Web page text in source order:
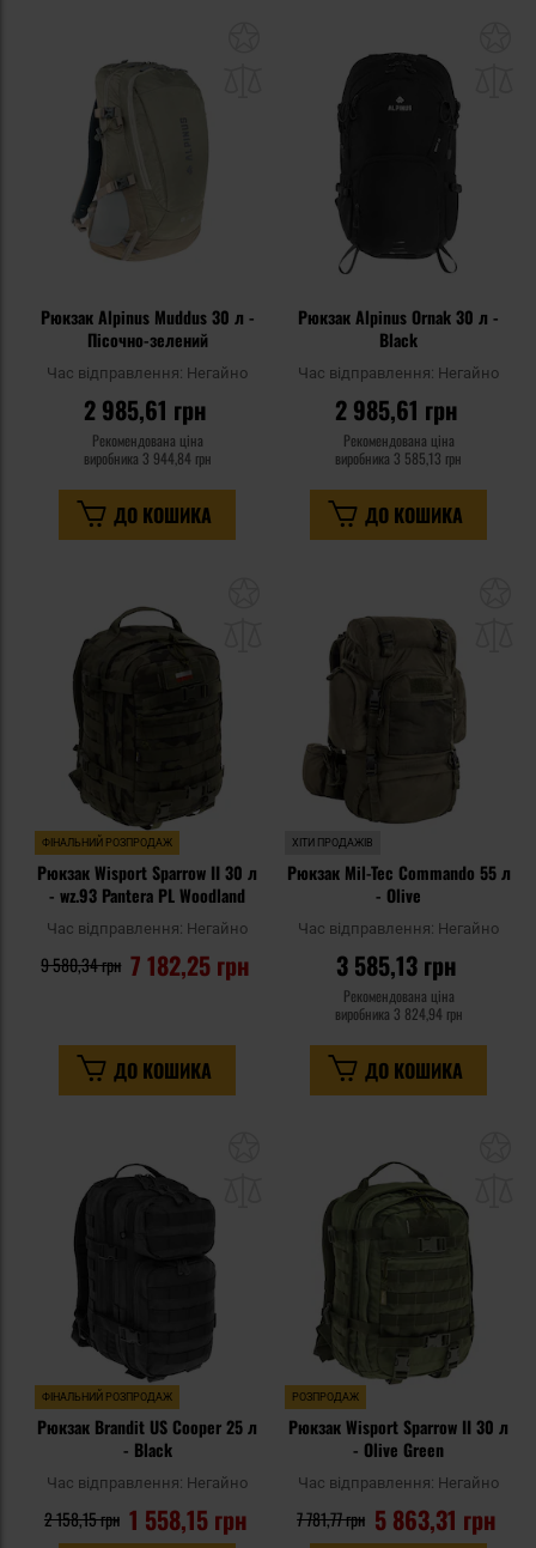
уподобань
Рюкзак Alpinus Muddus 30 л -
Пісочно-зелений
Час відправлення: Негайно
2 985,61 грн
Рекомендована ціна
виробника 3 944,84 грн
ДО КОШИКА
Рюкзак Alpinus Ornak 30 л -
Black
Час відправлення: Негайно
2 985,61 грн
Рекомендована ціна
виробника 3 585,13 грн
ДО КОШИКА
уподобань
ФІНАЛЬНИЙ РОЗПРОДАЖ
Рюкзак Wisport Sparrow II 30 л
- wz.93 Pantera PL Woodland
Час відправлення: Негайно
7 182,25 грн
9 580,34 грн
ДО КОШИКА
ХІТИ ПРОДАЖІВ
Рюкзак Mil-Tec Commando 55 л
- Olive
Час відправлення: Негайно
3 585,13 грн
Рекомендована ціна
виробника 3 824,94 грн
ДО КОШИКА
уподобань
ФІНАЛЬНИЙ РОЗПРОДАЖ
Рюкзак Brandit US Cooper 25 л
- Black
Час відправлення: Негайно
1 558,15 грн
2 158,15 грн
РОЗПРОДАЖ
Рюкзак Wisport Sparrow II 30 л
- Olive Green
Час відправлення: Негайно
5 863,31 грн
7 781,77 грн